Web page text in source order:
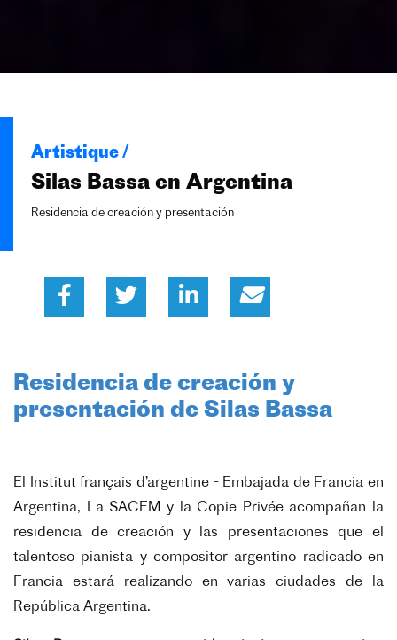
Artistique /
Silas Bassa en Argentina
Residencia de creación y presentación
Residencia de creación y
presentación de Silas Bassa
El Institut français d’argentine - Embajada de Francia en
Argentina, La SACEM y la Copie Privée acompañan la
residencia de creación y las presentaciones que el
talentoso pianista y compositor argentino radicado en
Francia estará realizando en varias ciudades de la
República Argentina.